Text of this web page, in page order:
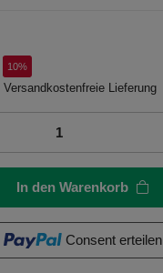
10%
Versandkostenfreie Lieferung
In den Warenkorb
Consent erteilen